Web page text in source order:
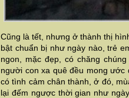
Cũng là tết, nhưng ở thành thị
bật chuẩn bị như ngày nào, trẻ
ngon, mặc đẹp, có chăng
người con xa quê đều mong
có tình cảm chân thành, ở đó,
lại đếm ngược thời gian như